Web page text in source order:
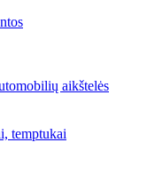
aikštelės
temptukai